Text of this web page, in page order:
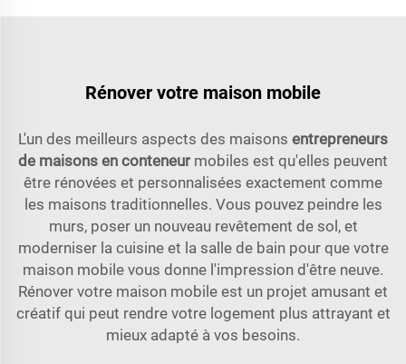
Rénover votre maison mobile
L'un des meilleurs aspects des maisons entrepreneurs
de maisons en conteneur mobiles est qu'elles peuvent
être rénovées et personnalisées exactement comme
les maisons traditionnelles. Vous pouvez peindre les
murs, poser un nouveau revêtement de sol, et
moderniser la cuisine et la salle de bain pour que votre
maison mobile vous donne l'impression d'être neuve.
Rénover votre maison mobile est un projet amusant et
créatif qui peut rendre votre logement plus attrayant et
mieux adapté à vos besoins.